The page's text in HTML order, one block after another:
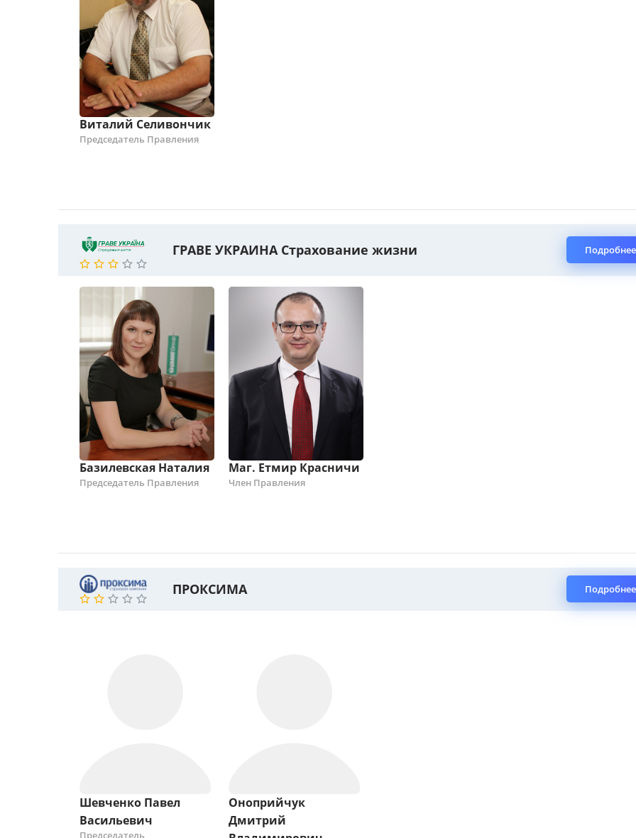
Виталий Селивончик
Председатель Правления
ГРАВЕ УКРАИНА Страхование жизни
Базилевская Наталия
Председатель Правления
Маг. Етмир Красничи
Член Правления
ПРОКСИМА
Шевченко Павел
Васильевич
Председатель
Оноприйчук
Дмитрий